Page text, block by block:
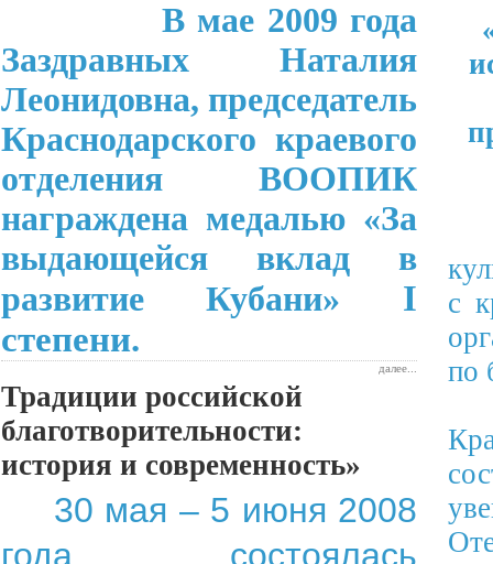
В мае 2009 года
Заздравных Наталия
Леонидовна, председатель
Краснодарского краевого
отделения ВООПИК
награждена медалью «За
выдающейся вклад в
развитие Кубани» I
степени.
далее...
Традиции российской
благотворительности:
история и современность»
30 мая – 5 июня 2008
года состоялась
с
по